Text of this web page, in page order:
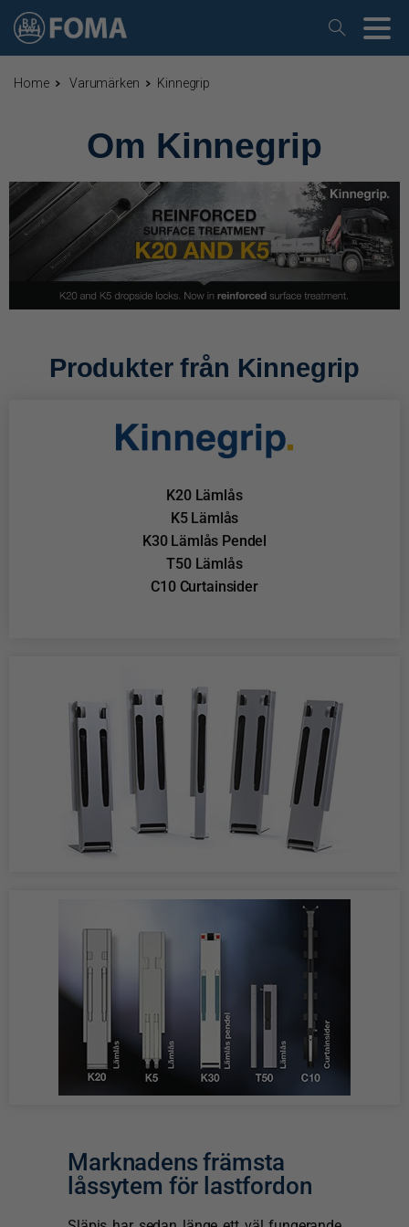
Home Varumärken Kinnegrip
Om Kinnegrip
Produkter från Kinnegrip
K20 Lämlås
K5 Lämlås
K30 Lämlås Pendel
T50 Lämlås
C10 Curtainsider
Marknadens främsta
låssytem för lastfordon